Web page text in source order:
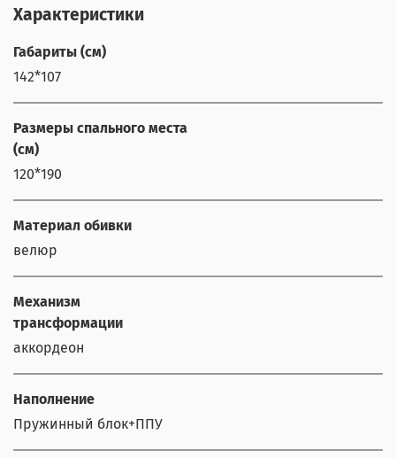
Характеристики
Габариты (см)
142*107
Размеры спального места
(см)
120*190
Материал обивки
велюр
Механизм
трансформации
аккордеон
Наполнение
Пружинный блок+ППУ